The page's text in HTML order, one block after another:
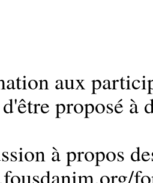
aux
proposé à
à propos